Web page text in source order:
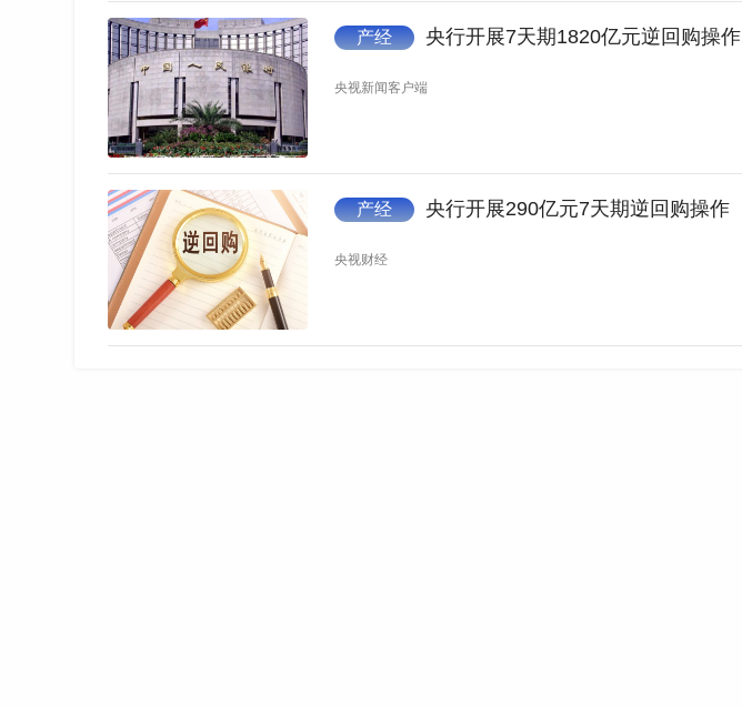
产经 央行开展7天期1820亿元逆回购操作
央视新闻客户端
产经 央行开展290亿元7天期逆回购操作
央视财经